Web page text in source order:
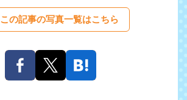
この記事の写真一覧はこちら